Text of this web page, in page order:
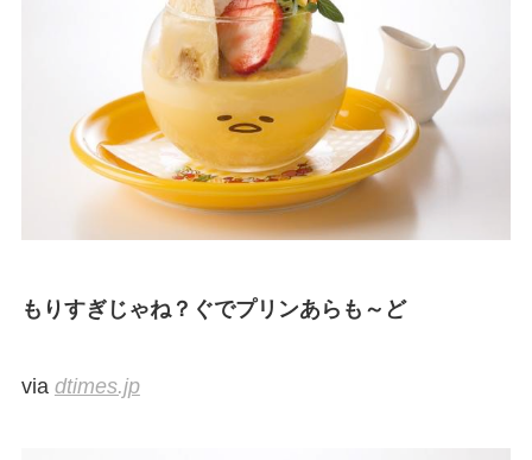
もりすぎじゃね？ぐでプリンあらも～ど
via dtimes.jp